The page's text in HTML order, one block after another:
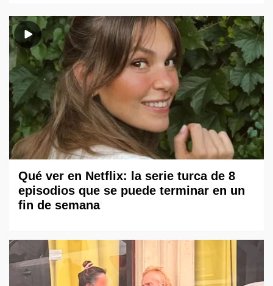
Qué ver en Netflix: la serie turca de 8
episodios que se puede terminar en un
fin de semana